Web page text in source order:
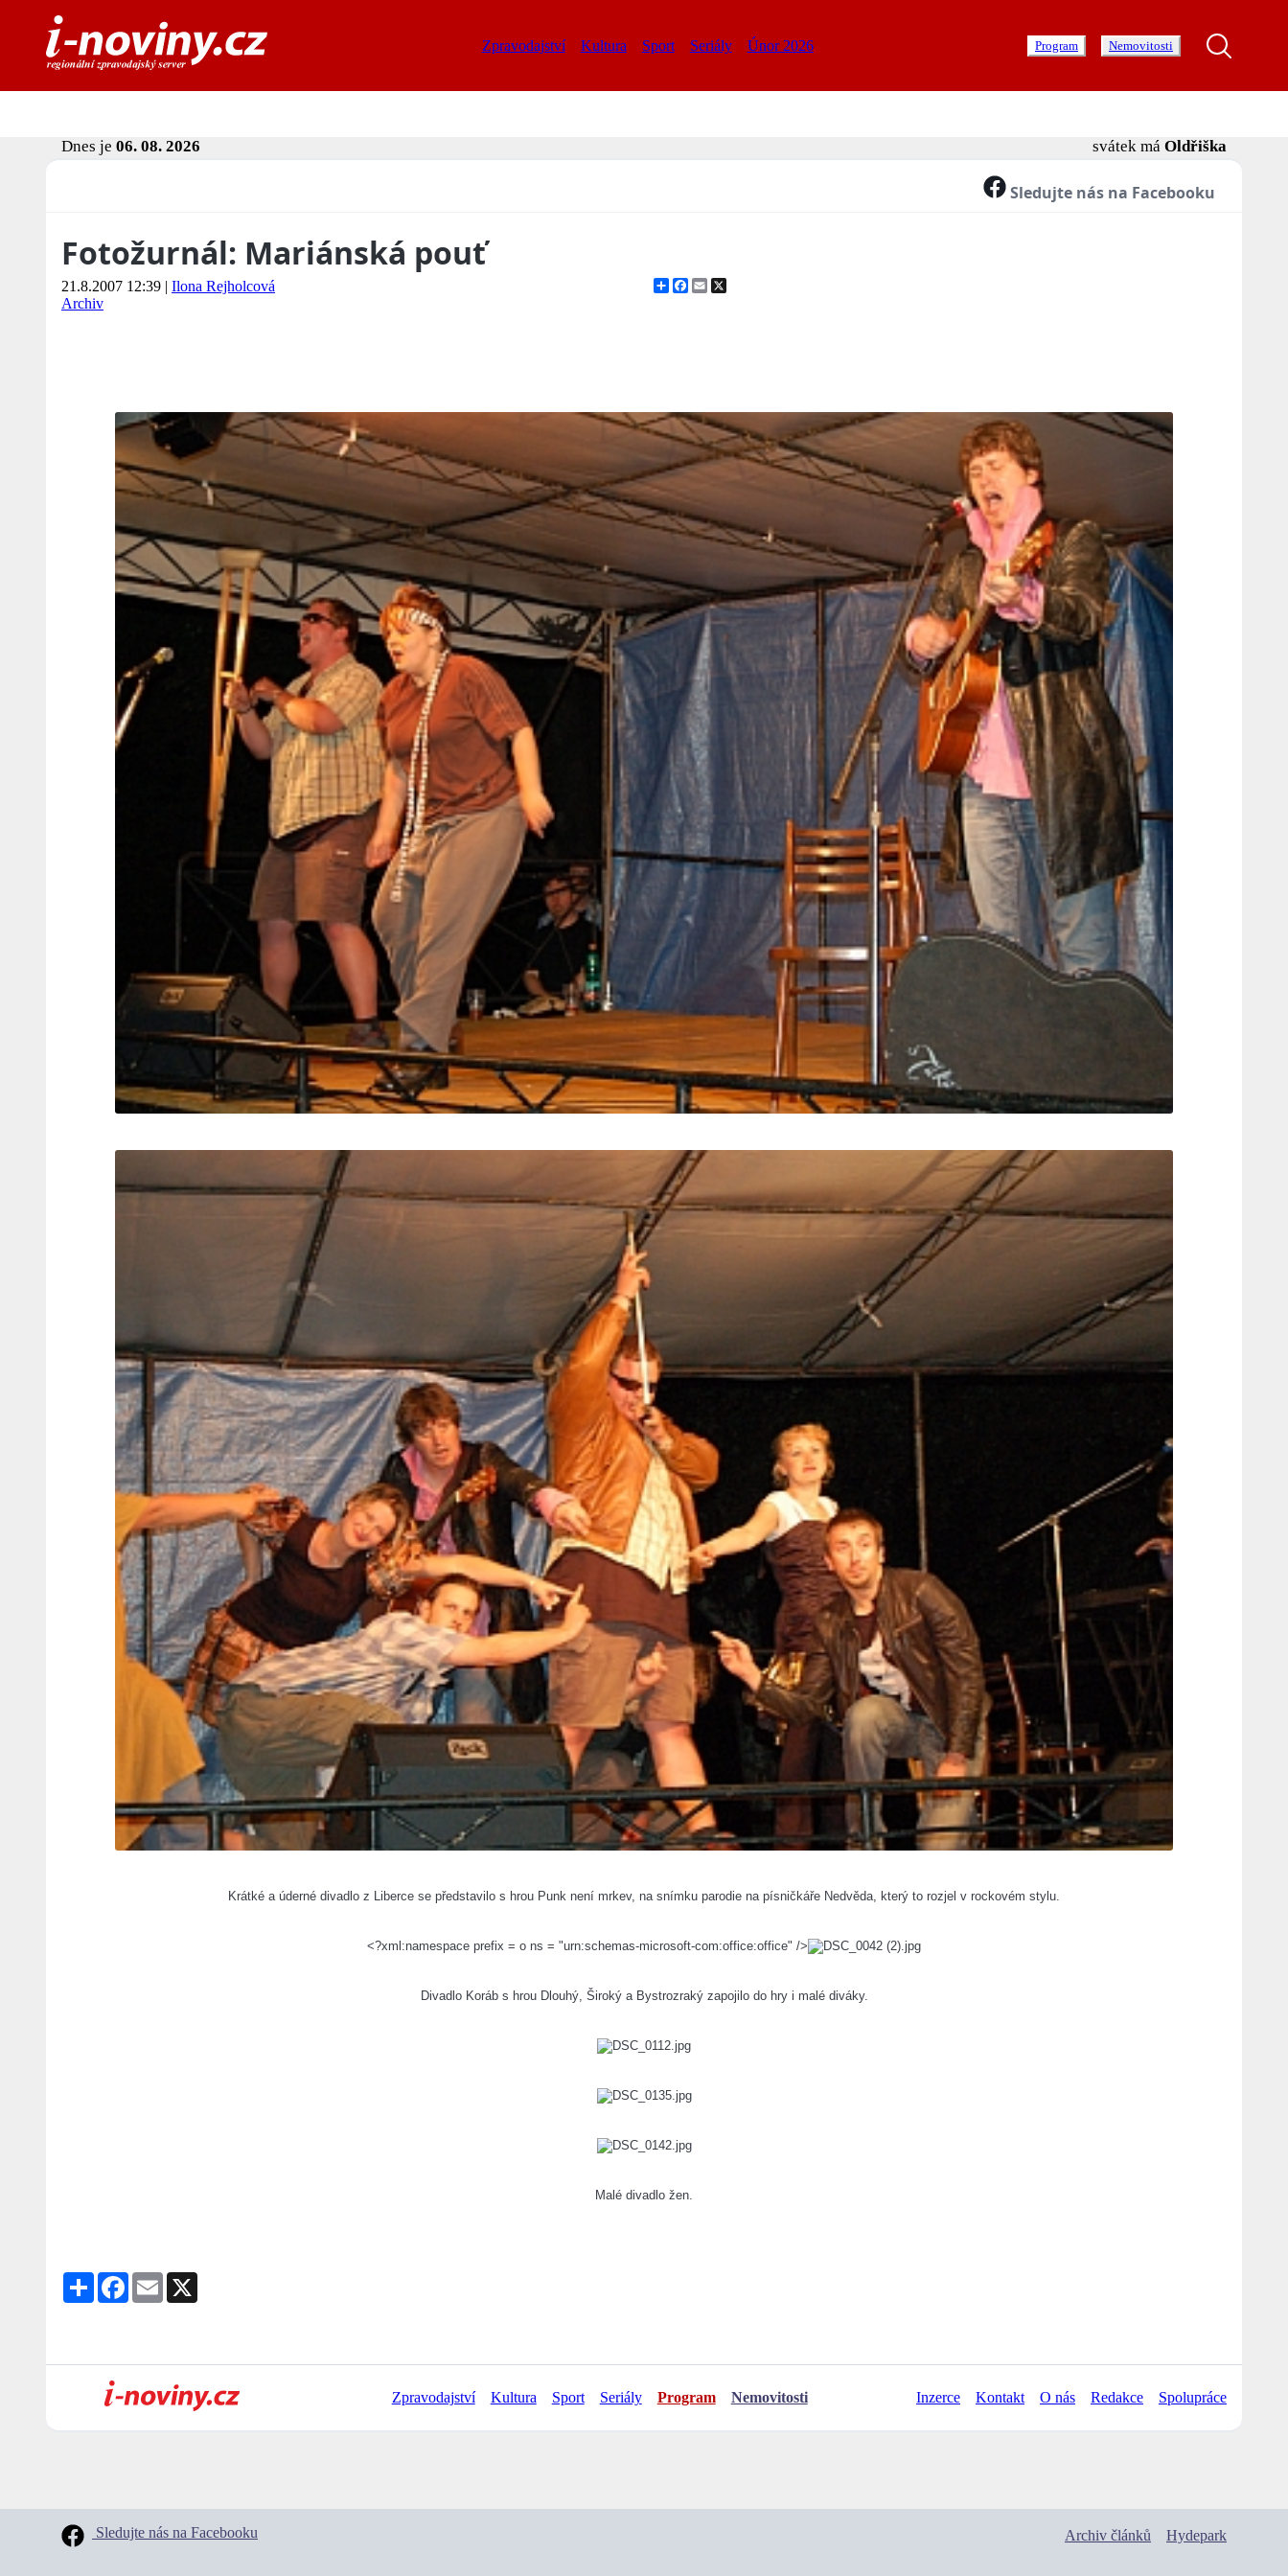
Zpravodajství Kultura Sport Seriály Únor 2026 Program Nemovitosti
Dnes je 06. 08. 2026 svátek má Oldřiška
Sledujte nás na Facebooku
Fotožurnál: Mariánská pouť
21.8.2007 12:39 | Ilona Rejholcová
Archiv
ShareFacebook
Email
Krátké a úderné divadlo z Liberce se představilo s hrou Punk není mrkev, na snímku parodie na písničkáře Nedvěda, který to rozjel v rockovém stylu.
<?xml:namespace prefix = o ns = "urn:schemas-microsoft-com:office:office" />
Divadlo Koráb s hrou Dlouhý, Široký a Bystrozraký zapojilo do hry i malé diváky.
Malé divadlo žen.
Share Facebook
Email
Zpravodajství Kultura Sport Seriály Program Nemovitosti Inzerce Kontakt O nás Redakce Spolupráce
Sledujte nás na Facebooku Archiv článků Hydepark